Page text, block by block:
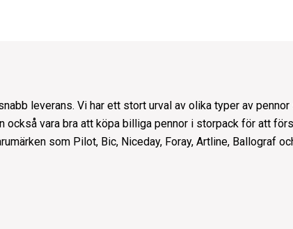
leverans. Vi har ett stort urval av olika typer av
också vara bra att köpa billiga pennor i storpack för att
som Pilot, Bic, Niceday, Foray, Artline, Ballograf